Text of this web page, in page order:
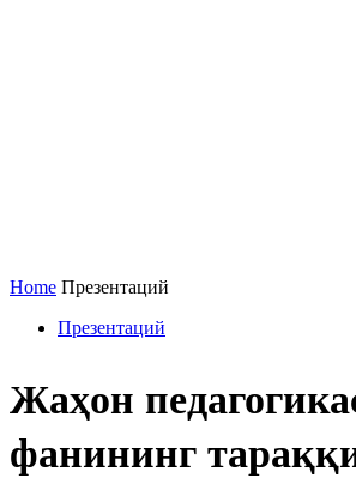
Home Презентаций
Презентаций
Жаҳон
фанининг